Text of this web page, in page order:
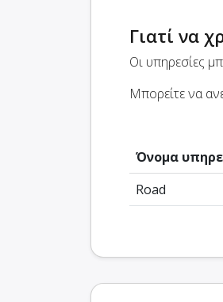
Γιατί να
Οι υπηρεσίες
Μπορείτε να
Όνομα
Road